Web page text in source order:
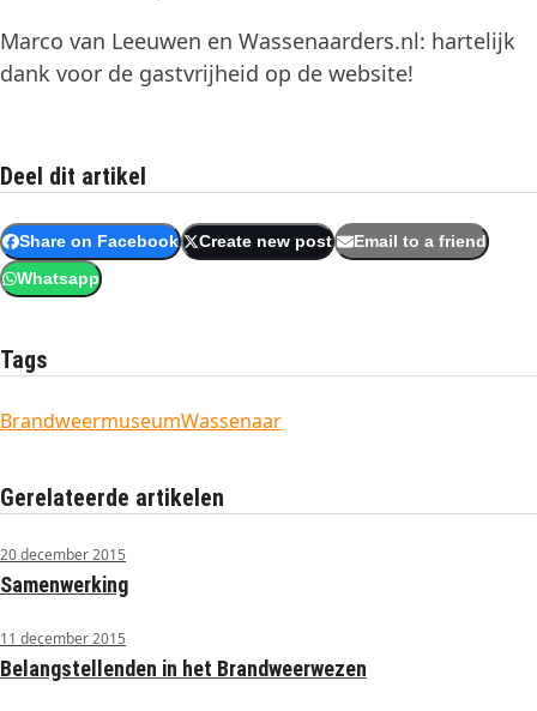
Marco van Leeuwen en Wassenaarders.nl: hartelijk
dank voor de gastvrijheid op de website!
Deel dit artikel
Share on Facebook Create new post Email to a friend
Whatsapp
Tags
BrandweermuseumWassenaar
Gerelateerde artikelen
20 december 2015
Samenwerking
11 december 2015
Belangstellenden in het Brandweerwezen